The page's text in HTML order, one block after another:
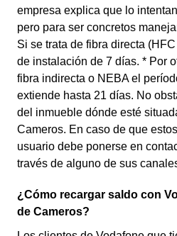
empresa explica que lo
pero para ser concretos
Si se trata de fibra directa
de instalación de 7 días. * Por
fibra indirecta o NEBA el
extiende hasta 21 días. No
del inmueble dónde esté
Cameros. En caso de que
usuario debe ponerse en
través de alguno de sus
¿Cómo recargar saldo con
de Cameros?